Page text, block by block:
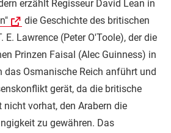
erzählt Regisseur David Lean in
die Geschichte des britischen
E. Lawrence (Peter O'Toole), der die
Prinzen Faisal (Alec Guinness) in
das Osmanische Reich anführt und
gerät, da die britische
nicht vorhat, den Arabern die
zu gewähren. Das